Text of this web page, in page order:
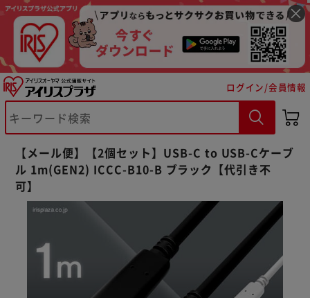
ログイン/会員情報
【メール便】【2個セット】USB-C to USB-Cケーブ
ル 1m(GEN2) ICCC-B10-B ブラック【代引き不
可】
※ご確認ください
購入手続きへ